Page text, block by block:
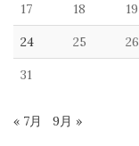
17 18 19
24 25 26
31
« 7月 9月 »